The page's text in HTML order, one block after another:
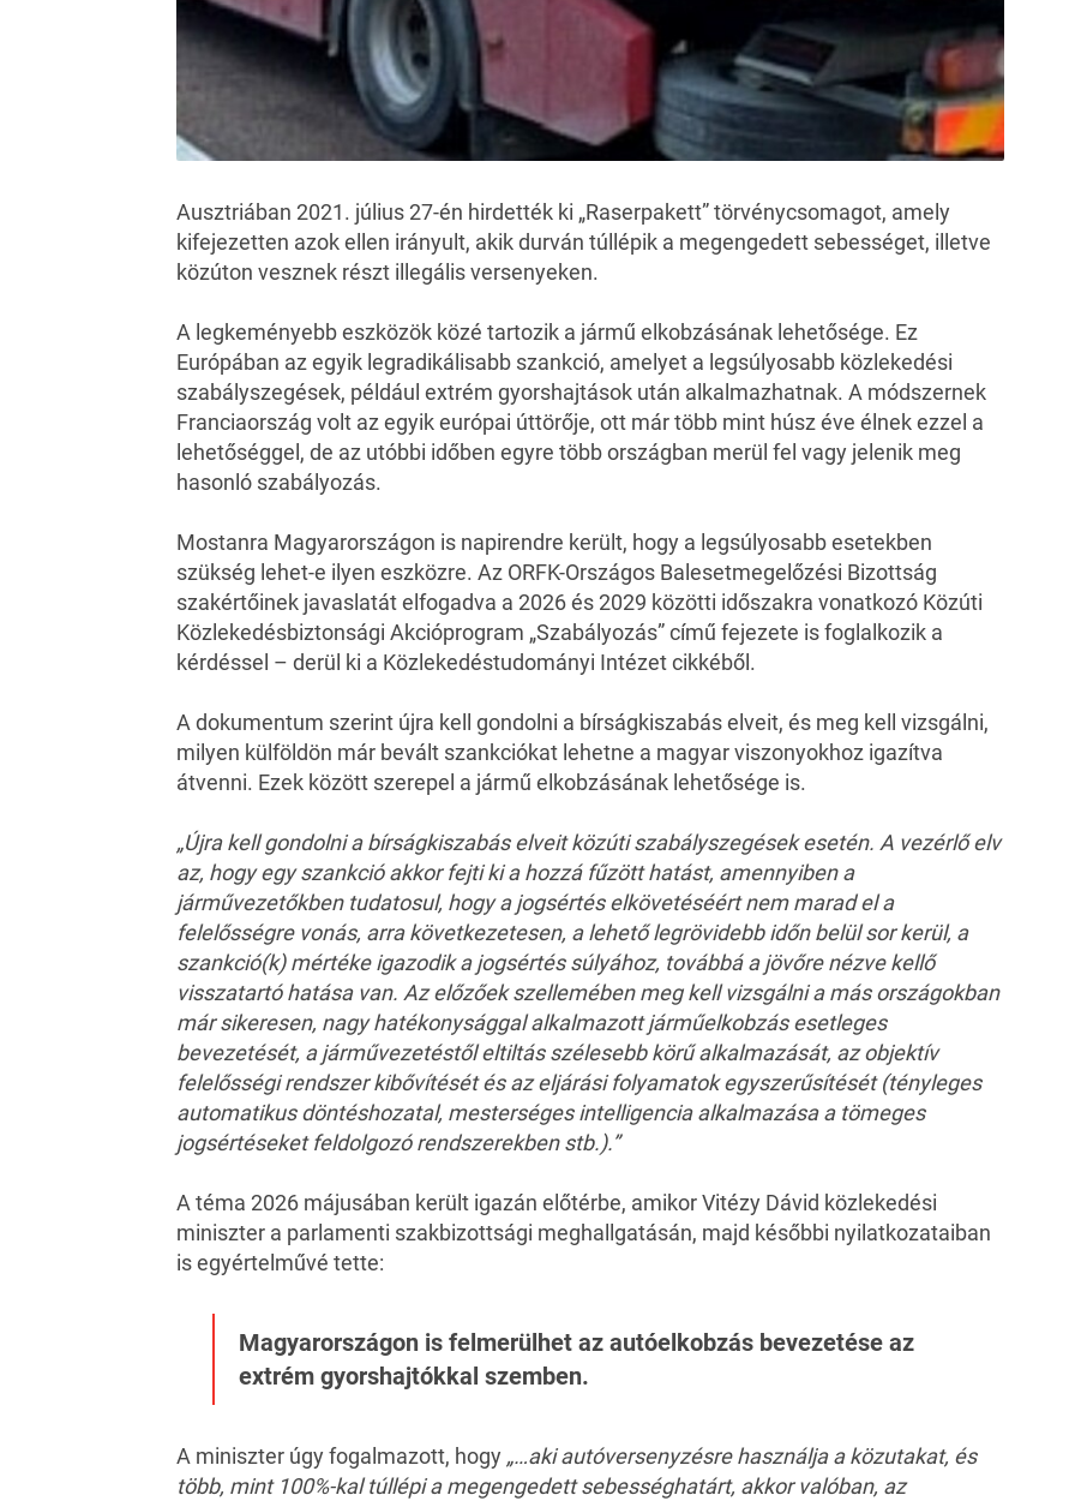
Ausztriában 2021. július 27-én hirdették ki „Raserpakett” törvénycsomagot, amely
kifejezetten azok ellen irányult, akik durván túllépik a megengedett sebességet, illetve
közúton vesznek részt illegális versenyeken.
A legkeményebb eszközök közé tartozik a jármű elkobzásának lehetősége. Ez
Európában az egyik legradikálisabb szankció, amelyet a legsúlyosabb közlekedési
szabályszegések, például extrém gyorshajtások után alkalmazhatnak. A módszernek
Franciaország volt az egyik európai úttörője, ott már több mint húsz éve élnek ezzel a
lehetőséggel, de az utóbbi időben egyre több országban merül fel vagy jelenik meg
hasonló szabályozás.
Mostanra Magyarországon is napirendre került, hogy a legsúlyosabb esetekben
szükség lehet-e ilyen eszközre. Az ORFK-Országos Balesetmegelőzési Bizottság
szakértőinek javaslatát elfogadva a 2026 és 2029 közötti időszakra vonatkozó Közúti
Közlekedésbiztonsági Akcióprogram „Szabályozás” című fejezete is foglalkozik a
kérdéssel – derül ki a Közlekedéstudományi Intézetcikkéből .
A dokumentum szerint újra kell gondolni a bírságkiszabás elveit, és meg kell vizsgálni,
milyen külföldön már bevált szankciókat lehetne a magyar viszonyokhoz igazítva
átvenni. Ezek között szerepel a jármű elkobzásának lehetősége is.
„Újra kell gondolni a bírságkiszabás elveit közúti szabályszegések esetén. A vezérlő elv
az, hogy egy szankció akkor fejti ki a hozzá fűzött hatást, amennyiben a
járművezetőkben tudatosul, hogy a jogsértés elkövetéséért nem marad el a
felelősségre vonás, arra következetesen, a lehető legrövidebb időn belül sor kerül, a
szankció(k) mértéke igazodik a jogsértés súlyához, továbbá a jövőre nézve kellő
visszatartó hatása van. Az előzőek szellemében meg kell vizsgálni a más országokban
már sikeresen, nagy hatékonysággal alkalmazott járműelkobzás esetleges
bevezetését, a járművezetéstől eltiltás szélesebb körű alkalmazását, az objektív
felelősségi rendszer kibővítését és az eljárási folyamatok egyszerűsítését (tényleges
automatikus döntéshozatal, mesterséges intelligencia alkalmazása a tömeges
jogsértéseket feldolgozó rendszerekben stb.).”
A téma 2026 májusában került igazán előtérbe, amikor Vitézy Dávid közlekedési
miniszter a parlamenti szakbizottsági meghallgatásán, majd későbbi nyilatkozataiban
is egyértelművé tette:
Magyarországon is felmerülhet az autóelkobzás bevezetése az
extrém gyorshajtókkal szemben.
A miniszter úgy fogalmazott, hogy „…aki autóversenyzésre használja a közutakat, és
több, mint 100%-kal túllépi a megengedett sebességhatárt, akkor valóban, az